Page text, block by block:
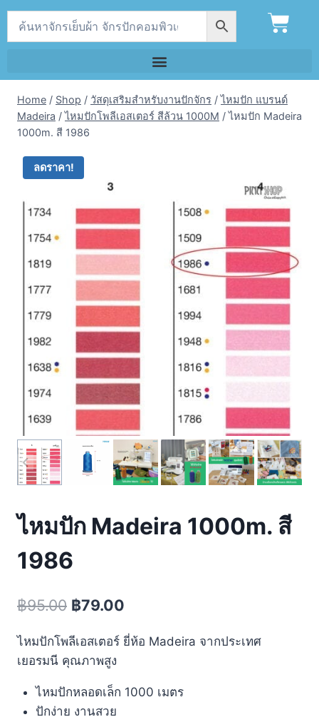
Home / Shop / วัสดุเสริมสำหรับงานปักจักร / ไหมปัก แบรนด์
Madeira / ไหมปักโพลีเอสเตอร์ สีล้วน 1000M / ไหมปัก Madeira
1000m. สี 1986
ลดราคา!
ไหมปัก Madeira 1000m. สี
1986
฿95.00 ฿79.00
ไหมปักโพลีเอสเตอร์ ยี่ห้อ Madeira จากประเทศ
เยอรมนี​ คุณภาพสูง
ไหมปักหลอดเล็ก 1000 เมตร
ปักง่าย งานสวย